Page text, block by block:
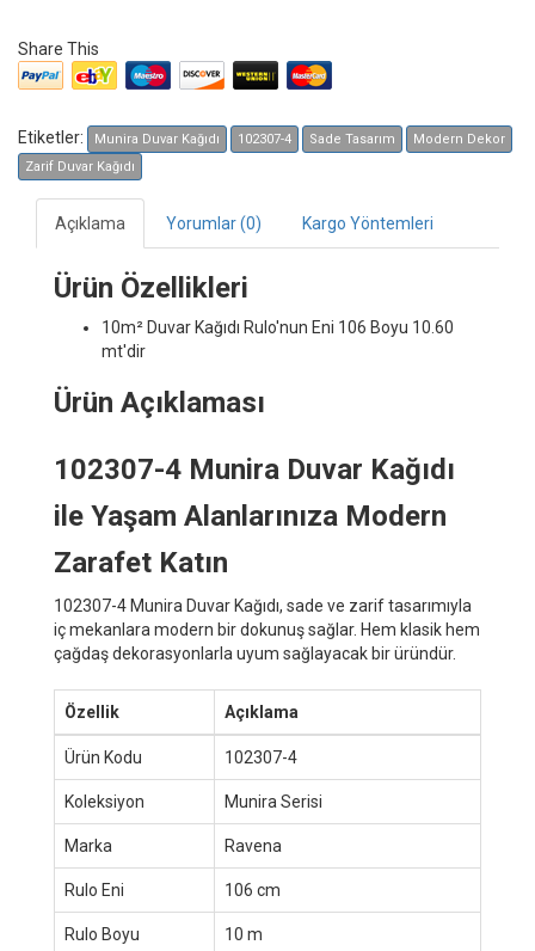
Share This
Etiketler: Munira Duvar Kağıdı 102307-4 Sade Tasarım
Modern Dekor
Zarif Duvar Kağıdı
Açıklama Yorumlar (0) Kargo Yöntemleri
Ürün Özellikleri
10m² Duvar Kağıdı Rulo'nun Eni 106 Boyu 10.60
mt'dir
Ürün Açıklaması
102307-4 Munira Duvar Kağıdı
ile Yaşam Alanlarınıza Modern
Zarafet Katın
102307-4 Munira Duvar Kağıdı, sade ve zarif tasarımıyla
iç mekanlara modern bir dokunuş sağlar. Hem klasik hem
çağdaş dekorasyonlarla uyum sağlayacak bir üründür.
Özellik Açıklama
Ürün Kodu 102307-4
Koleksiyon Munira Serisi
Marka Ravena
Rulo Eni 106 cm
Rulo Boyu 10 m